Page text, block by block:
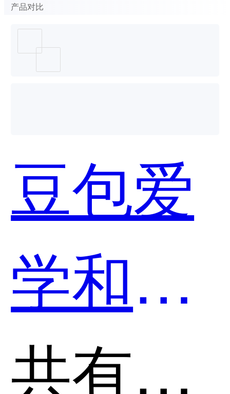
产品对比
豆包爱
学和小
猿口算
共有分类：AI助理